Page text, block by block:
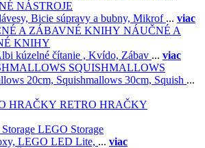
NÁSTROJE
Bicie súpravy a bubny, Mikrof ... viac
NÁUČNÉ A
KNIHY
kúzelné čítanie , Kvído, Zábav ... viac
SQUISHMALLOWS
20cm, Squishmallows 30cm, Squish ...
RETRO HRAČKY
LEGO Storage
LEGO LED Lite, ... viac